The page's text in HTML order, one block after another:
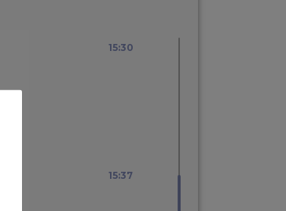
15:30
15:37